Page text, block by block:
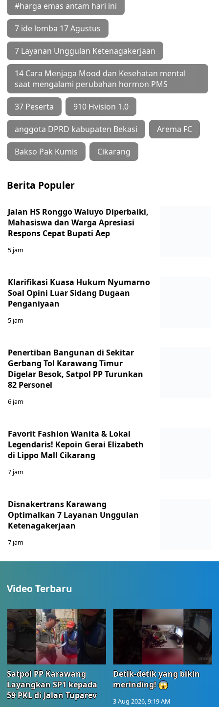
#harga emas antam hari ini
7 ide lomba 17 Agustus
7 Layanan Unggulan Ketenagakerjaan
14 Cara Menjaga Mood dan Kesehatan mental
saat mengalami perubahan hormon PMS
37 Peserta 910 Hvision 1.0
anggota DPRD kabupaten Bekasi Arema FC
Bakso Pak Kumis Cikarang
Berita Populer
Jalan HS Ronggo Waluyo Diperbaiki,
Mahasiswa dan Warga Apresiasi
Respons Cepat Bupati Aep
5 jam
Klarifikasi Kuasa Hukum Nyumarno
Soal Opini Luar Sidang Dugaan
Penganiyaan
5 jam
Penertiban Bangunan di Sekitar
Gerbang Tol Karawang Timur
Digelar Besok, Satpol PP Turunkan
82 Personel
6 jam
Favorit Fashion Wanita & Lokal
Legendaris! Kepoin Gerai Elizabeth
di Lippo Mall Cikarang
7 jam
Disnakertrans Karawang
Optimalkan 7 Layanan Unggulan
Ketenagakerjaan
7 jam
Video Terbaru
Satpol PP Karawang
Layangkan SP1 kepada
59 PKL di Jalan Tuparev
Detik-detik yang bikin
merinding! 😱
3 Aug 2026, 9:19 AM